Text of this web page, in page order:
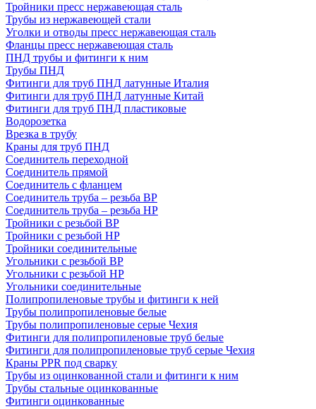
Тройники пресс нержавеющая сталь
Трубы из нержавеющей стали
Уголки и отводы пресс нержавеющая сталь
Фланцы пресс нержавеющая сталь
ПНД трубы и фитинги к ним
Трубы ПНД
Фитинги для труб ПНД латунные Италия
Фитинги для труб ПНД латунные Китай
Фитинги для труб ПНД пластиковые
Водорозетка
Врезка в трубу
Краны для труб ПНД
Соединитель переходной
Соединитель прямой
Соединитель с фланцем
Соединитель труба – резьба ВР
Соединитель труба – резьба НР
Тройники с резьбой ВР
Тройники с резьбой НР
Тройники соединительные
Угольники с резьбой ВР
Угольники с резьбой НР
Угольники соединительные
Полипропиленовые трубы и фитинги к ней
Трубы полипропиленовые белые
Трубы полипропиленовые серые Чехия
Фитинги для полипропиленовые труб белые
Фитинги для полипропиленовые труб серые Чехия
Краны PPR под сварку
Трубы из оцинкованной стали и фитинги к ним
Трубы стальные оцинкованные
Фитинги оцинкованные